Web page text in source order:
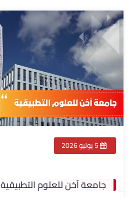
5 يوليو 2026
جامعة آخن للعلوم التطبيقية